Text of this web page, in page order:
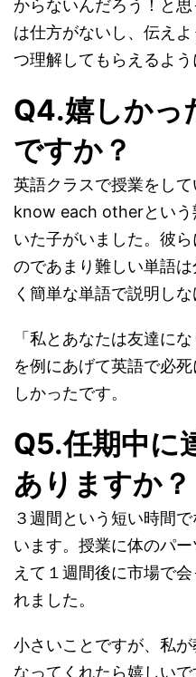
からないんだろう！と
は仕方がないし、伝え
つ理解してもらえるよう
Q4.嬉しかっ
ですか？
英語クラスで授業をし
know each otherという
いた子がいました。彼
のであまり難しい単語
く簡単な単語で説明しな
「私とあなたは友達に
を例にあげて英語で必
しかったです。
Q5.任期中に
ありますか？
３週間という短い時間
います。授業に体のパ
えて１週間後に市場で
れました。
小さいことですが、私
なってくれたら嬉しいで